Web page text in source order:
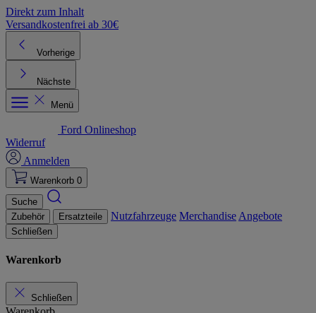
Direkt zum Inhalt
Versandkostenfrei ab 30€
Vorherige
Nächste
Menü
Ford Onlineshop
Widerruf
Anmelden
Warenkorb 0
Suche
Zubehör
Ersatzteile Nutzfahrzeuge Merchandise Angebote
Schließen
Warenkorb
Schließen